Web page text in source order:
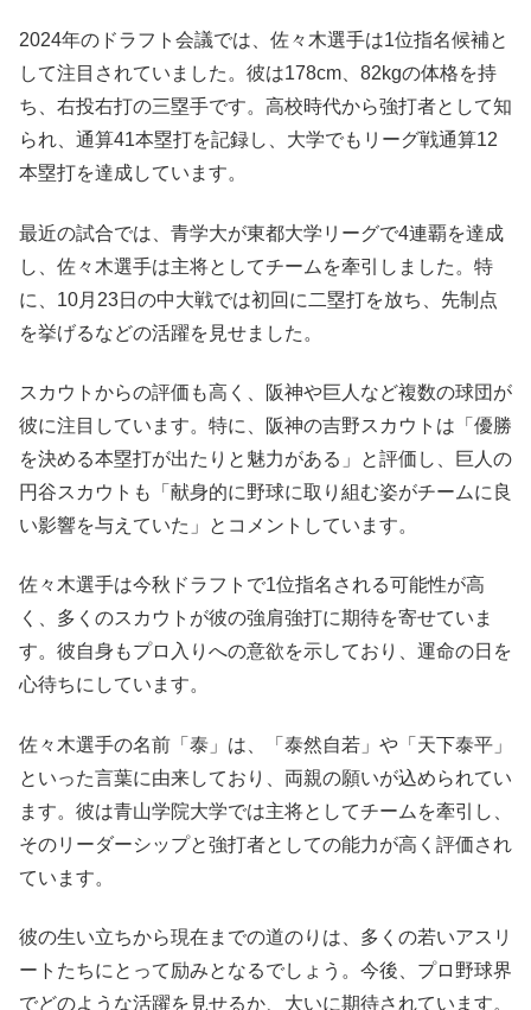
2024年のドラフト会議では、佐々木選手は1位指名候補と
して注目されていました。彼は178cm、82kgの体格を持
ち、右投右打の三塁手です。高校時代から強打者として知
られ、通算41本塁打を記録し、大学でもリーグ戦通算12
本塁打を達成しています。
最近の試合では、青学大が東都大学リーグで4連覇を達成
し、佐々木選手は主将としてチームを牽引しました。特
に、10月23日の中大戦では初回に二塁打を放ち、先制点
を挙げるなどの活躍を見せました。
スカウトからの評価も高く、阪神や巨人など複数の球団が
彼に注目しています。特に、阪神の吉野スカウトは「優勝
を決める本塁打が出たりと魅力がある」と評価し、巨人の
円谷スカウトも「献身的に野球に取り組む姿がチームに良
い影響を与えていた」とコメントしています。
佐々木選手は今秋ドラフトで1位指名される可能性が高
く、多くのスカウトが彼の強肩強打に期待を寄せていま
す。彼自身もプロ入りへの意欲を示しており、運命の日を
心待ちにしています。
佐々木選手の名前「泰」は、「泰然自若」や「天下泰平」
といった言葉に由来しており、両親の願いが込められてい
ます。彼は青山学院大学では主将としてチームを牽引し、
そのリーダーシップと強打者としての能力が高く評価され
ています。
彼の生い立ちから現在までの道のりは、多くの若いアスリ
ートたちにとって励みとなるでしょう。今後、プロ野球界
でどのような活躍を見せるか、大いに期待されています。